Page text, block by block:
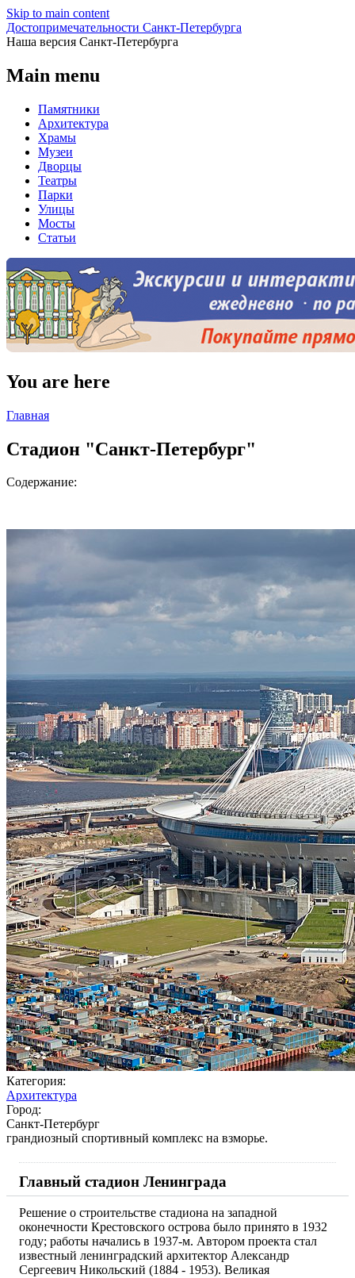
Skip to main content
Достопримечательности Санкт-Петербурга
Наша версия Санкт-Петербурга
Main menu
Памятники
Архитектура
Храмы
Музеи
Дворцы
Театры
Парки
Улицы
Мосты
Статьи
You are here
Главная
Стадион "Санкт-Петербург"
Содержание:
Категория:
Архитектура
Город:
Санкт-Петербург
грандиозный спортивный комплекс на взморье.
Главный стадион Ленинграда
Решение о строительстве стадиона на западной
оконечности Крестовского острова было принято в 1932
году; работы начались в 1937-м. Автором проекта стал
известный ленинградский архитектор Александр
Сергеевич Никольский (1884 - 1953). Великая